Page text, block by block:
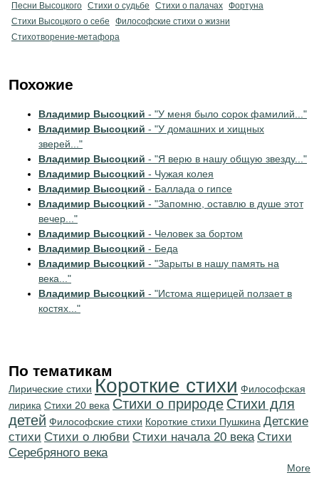
Песни Высоцкого Стихи о судьбе Стихи о палачах Фортуна
Стихи Высоцкого о себе
Философские стихи о жизни
Стихотворение-метафора
Похожие
Владимир Высоцкий - "У меня было сорок фамилий..."
Владимир Высоцкий - "У домашних и хищных
зверей..."
Владимир Высоцкий - "Я верю в нашу общую звезду..."
Владимир Высоцкий - Чужая колея
Владимир Высоцкий - Баллада о гипсе
Владимир Высоцкий - "Запомню, оставлю в душе этот
вечер..."
Владимир Высоцкий - Человек за бортом
Владимир Высоцкий - Беда
Владимир Высоцкий - "Зарыты в нашу память на
века..."
Владимир Высоцкий - "Истома ящерицей ползает в
костях..."
По тематикам
Лирические стихи Короткие стихи Философская
лирика Стихи 20 века Стихи о природе Стихи для
детей Философские стихи Короткие стихи Пушкина Детские
стихи Стихи о любви Cтихи начала 20 века Cтихи
Серебряного века
More